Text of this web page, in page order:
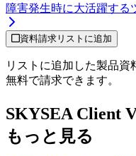
障害発生時に大活躍する
資料請求リストに追加
リストに追加した製品資
無料で請求できます。
SKYSEA Client
もっと見る